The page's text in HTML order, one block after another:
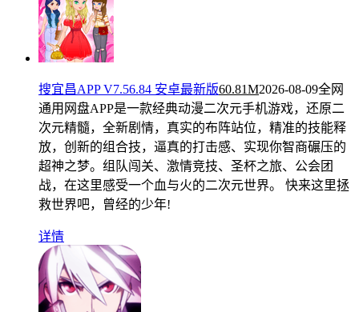
搜宜昌APP V7.56.84 安卓最新版60.81M2026-08-09全网
通用网盘APP是一款经典动漫二次元手机游戏，还原二
次元精髓，全新剧情，真实的布阵站位，精准的技能释
放，创新的组合技，逼真的打击感、实现你智商碾压的
超神之梦。组队闯关、激情竞技、圣杯之旅、公会团
战，在这里感受一个血与火的二次元世界。 快来这里拯
救世界吧，曾经的少年!
详情